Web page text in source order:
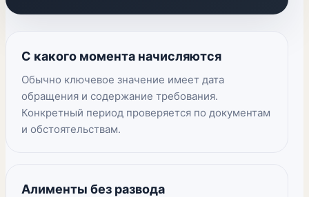
С какого момента начисляются
Обычно ключевое значение имеет дата
обращения и содержание требования.
Конкретный период проверяется по документам
и обстоятельствам.
Алименты без развода